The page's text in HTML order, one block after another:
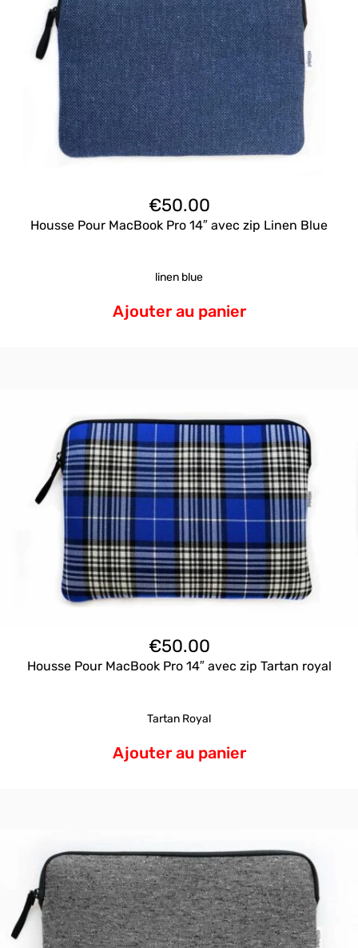
€50.00
Housse Pour MacBook Pro 14″ avec zip Linen Blue
linen blue
Ajouter au panier
€50.00
Housse Pour MacBook Pro 14″ avec zip Tartan royal
Tartan Royal
Ajouter au panier